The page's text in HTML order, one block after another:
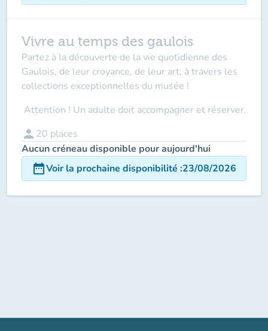
Vivre au temps des gaulois
Partez à la découverte de la vie quotidienne des
Gaulois, de leur croyance, de leur art, à travers les
collections exceptionnelles du musée !
Attention ! Un adulte doit accompagner et réserver.
person 20 places
Aucun créneau disponible pour aujourd'hui
date_rangeVoir la prochaine disponibilité :23/08/2026